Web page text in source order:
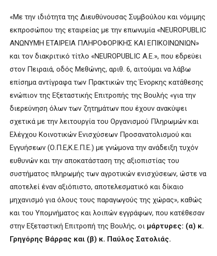
«Με την ιδιότητα της Διευθύνουσας Συμβούλου και νόμιμης
εκπροσώπου της εταιρείας με την επωνυμία «NEUROPUBLIC
ΑΝΩΝΥΜΗ ΕΤΑΙΡΕΙΑ ΠΛΗΡΟΦΟΡΙΚΗΣ ΚΑΙ ΕΠΙΚΟΙΝΩΝΙΩΝ»
και τον διακριτικό τίτλο «NEUROPUBLIC Α.Ε.», που εδρεύει
στον Πειραιά, οδός Μεθώνης, αριθ. 6, αιτούμαι να λάβω
επίσημα αντίγραφα των Πρακτικών της Ένορκης κατάθεσης
ενώπιον της Εξεταστικής Επιτροπής της Βουλής «για την
διερεύνηση όλων των ζητημάτων που έχουν ανακύψει
σχετικά με την λειτουργία του Οργανισμού Πληρωμών και
Ελέγχου Κοινοτικών Ενισχύσεων Προσανατολισμού και
Εγγυήσεων (Ο.Π.Ε,Κ.Ε.Π.Ε.) με γνώμονα την ανάδειξη τυχόν
ευθυνών και την αποκατάσταση της αξιοπιστίας του
συστήματος πληρωμής των αγροτικών ενισχύσεων, ώστε να
αποτελεί έναν αξιόπιστο, αποτελεσματικό και δίκαιο
μηχανισμό για όλους τους παραγωγούς της χώρας», καθώς
και του Υπομνήματος και λοιπών εγγράφων, που κατέθεσαν
στην Εξεταστική Επιτροπή της Βουλής, οι μάρτυρες: (α) κ.
Γρηγόρης Βάρρας και (β) κ. Παύλος Σατολιάς.